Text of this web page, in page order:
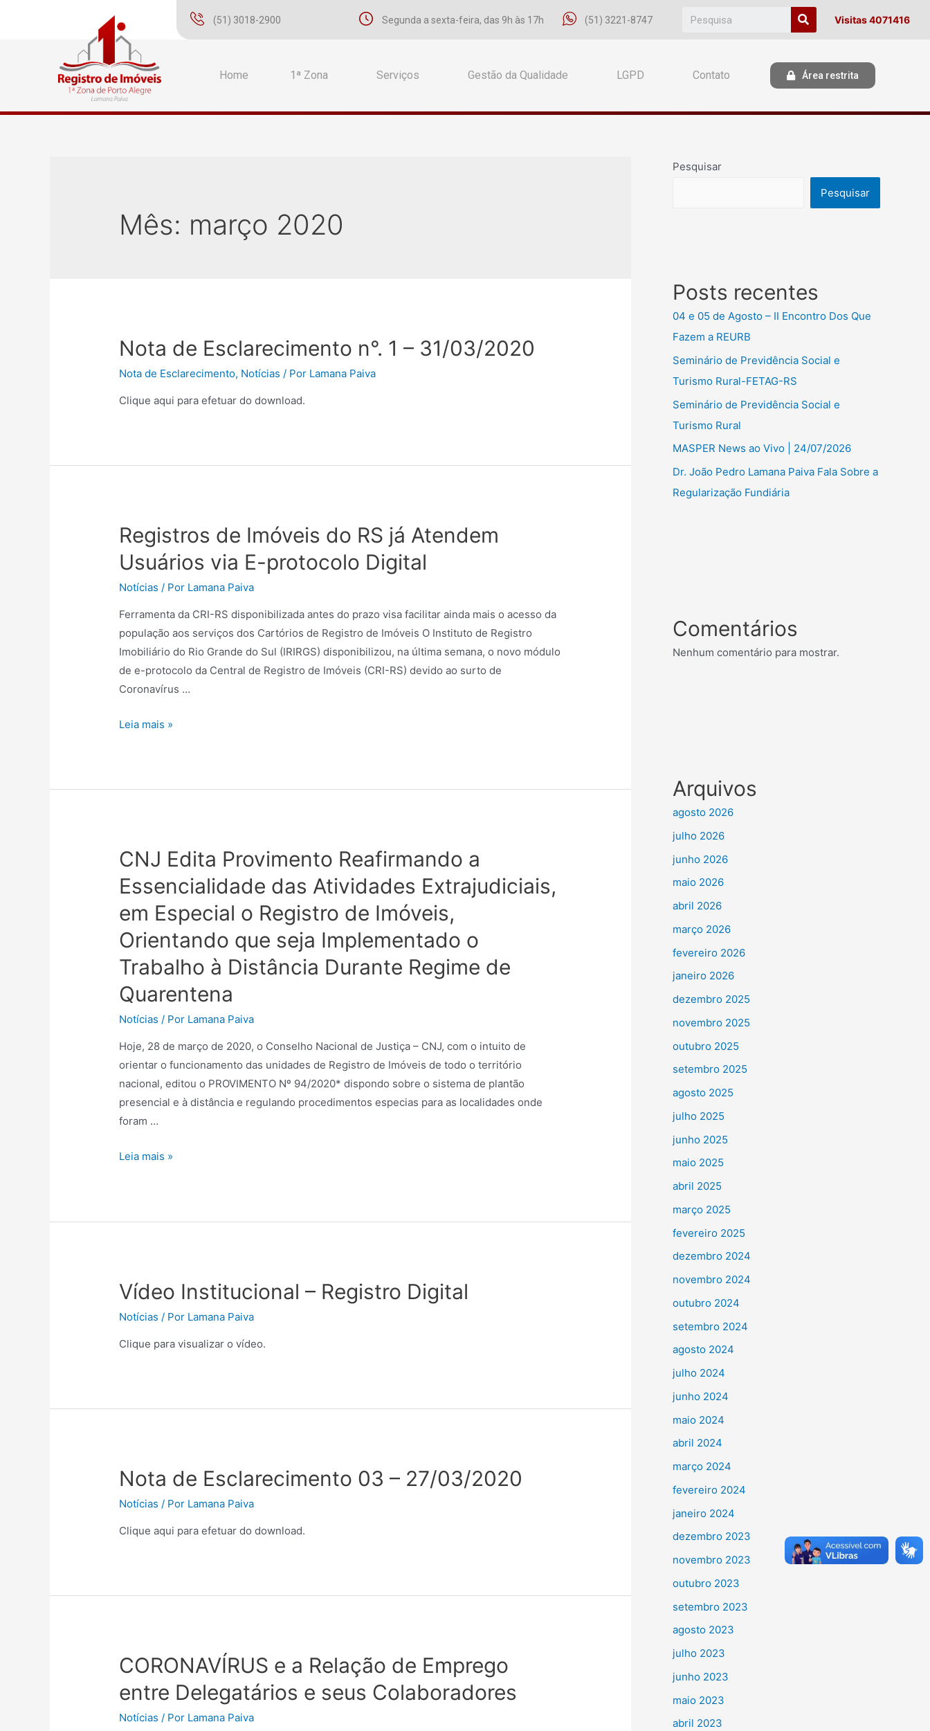
(51) 3018-2900 Segunda a sexta-feira, das 9h às 17h (51) 3221-8747 Visitas 4071416
Home 1ª Zona Serviços Gestão da Qualidade LGPD Contato Área restrita
Mês: março 2020
Nota de Esclarecimento n°. 1 – 31/03/2020
Nota de Esclarecimento, Notícias / Por Lamana Paiva
Clique aqui para efetuar do download.
Registros de Imóveis do RS já Atendem
Usuários via E-protocolo Digital
Notícias / Por Lamana Paiva
Ferramenta da CRI-RS disponibilizada antes do prazo visa facilitar ainda mais o acesso da
população aos serviços dos Cartórios de Registro de Imóveis O Instituto de Registro
Imobiliário do Rio Grande do Sul (IRIRGS) disponibilizou, na última semana, o novo módulo
de e-protocolo da Central de Registro de Imóveis (CRI-RS) devido ao surto de
Coronavírus …
Leia mais »
CNJ Edita Provimento Reafirmando a
Essencialidade das Atividades Extrajudiciais,
em Especial o Registro de Imóveis,
Orientando que seja Implementado o
Trabalho à Distância Durante Regime de
Quarentena
Notícias / Por Lamana Paiva
Hoje, 28 de março de 2020, o Conselho Nacional de Justiça – CNJ, com o intuito de
orientar o funcionamento das unidades de Registro de Imóveis de todo o território
nacional, editou o PROVIMENTO Nº 94/2020* dispondo sobre o sistema de plantão
presencial e à distância e regulando procedimentos especias para as localidades onde
foram …
Leia mais »
Vídeo Institucional – Registro Digital
Notícias / Por Lamana Paiva
Clique para visualizar o vídeo.
Nota de Esclarecimento 03 – 27/03/2020
Notícias / Por Lamana Paiva
Clique aqui para efetuar do download.
CORONAVÍRUS e a Relação de Emprego
entre Delegatários e seus Colaboradores
Notícias / Por Lamana Paiva
Pesquisar
Pesquisar
Posts recentes
04 e 05 de Agosto – II Encontro Dos Que
Fazem a REURB
Seminário de Previdência Social e
Turismo Rural-FETAG-RS
Seminário de Previdência Social e
Turismo Rural
MASPER News ao Vivo | 24/07/2026
Dr. João Pedro Lamana Paiva Fala Sobre a
Regularização Fundiária
Comentários
Nenhum comentário para mostrar.
Arquivos
agosto 2026
julho 2026
junho 2026
maio 2026
abril 2026
março 2026
fevereiro 2026
janeiro 2026
dezembro 2025
novembro 2025
outubro 2025
setembro 2025
agosto 2025
julho 2025
junho 2025
maio 2025
abril 2025
março 2025
fevereiro 2025
dezembro 2024
novembro 2024
outubro 2024
setembro 2024
agosto 2024
julho 2024
junho 2024
maio 2024
abril 2024
março 2024
fevereiro 2024
janeiro 2024
dezembro 2023
novembro 2023
outubro 2023
setembro 2023
agosto 2023
julho 2023
junho 2023
maio 2023
abril 2023